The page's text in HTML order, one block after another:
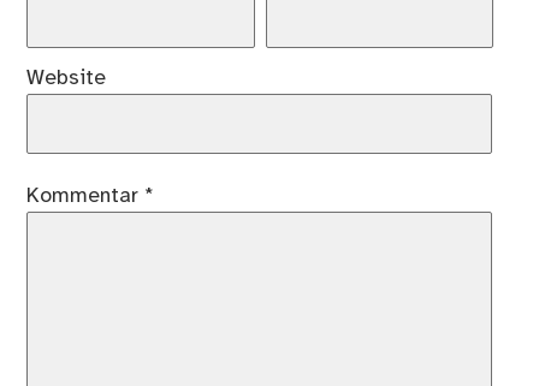
Website
Kommentar *